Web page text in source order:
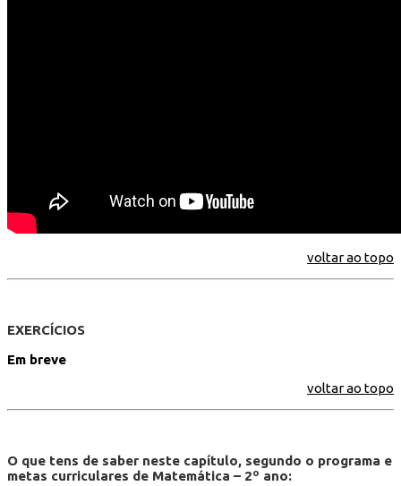
voltar ao topo
EXERCÍCIOS
Em breve
voltar ao topo
O que tens de saber neste capítulo, segundo o programa e
metas curriculares de Matemática – 2º ano: